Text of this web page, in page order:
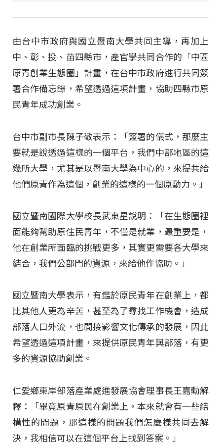
由台中市政府與國立暨南大學共同主導，再加上
中、彰、投、苗四縣市，產官學共同合作的「中區
原青創業生態圈」計畫，在台中市政府進行共同簽
署合作備忘錄，希望透過這項計畫，協助四縣市原
民青年成功創業。
台中市副市長陳子敬表示：「簽署的儀式，那麼主
要就是說透過這樣的一個平台，我們中部地區的這
幾所大學，尤其是以暨南大學為中心的，來提共給
他們原青作為這個，創業的這樣的一個原動力。」
國立暨南國際大學校長武東星說明：「在生態圈裡
面能夠幫助原住民青年，不僅是就業，最重要是，
他在創業所面臨的挑戰更多，其實更需要各大學來
結合，我們公部門的資源，來給他作協助。」
國立暨南大學表示，有鑑於原民青年在創業上，都
比其他人更為辛苦，甚至為了尋找工作機會，造成
部落人口外流，也間接影響文化傳承的發展，因此
希望透過這項計畫，來提供原民青年與部落，有更
多的資源協助創業。
仁愛鄉東岸部落產業處進發展協會理事長王嘉勳解
釋：「畢竟原青原民在創業上，本來就會有一些結
構性的問題，那這樣的問題我們怎麼樣共同去解
決，我相信可以在這個平台上找到答案。」